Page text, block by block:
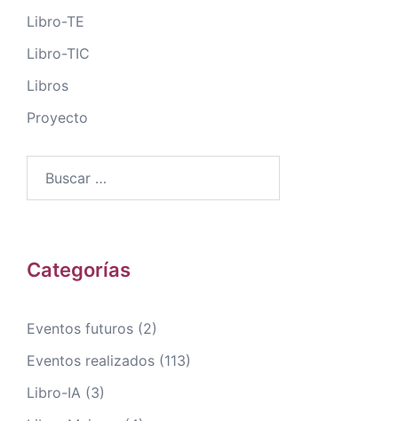
Libro-TE
Libro-TIC
Libros
Proyecto
Categorías
Eventos futuros (2)
Eventos realizados (113)
Libro-IA (3)